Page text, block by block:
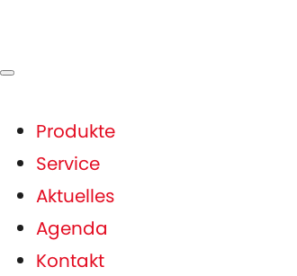
Produkte
Service
Aktuelles
Agenda
Kontakt